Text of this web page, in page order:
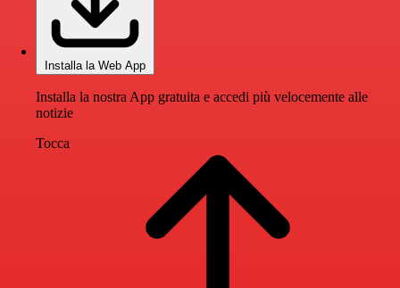
Installa la Web App
Installa la nostra App gratuita e accedi più velocemente alle
notizie
Tocca